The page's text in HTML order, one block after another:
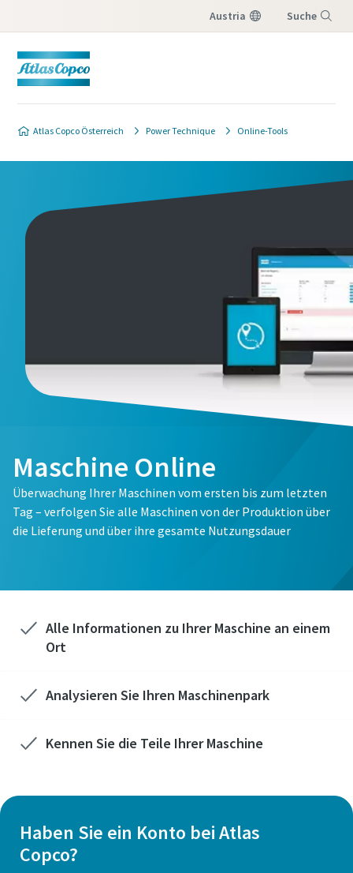
Austria Suche
Atlas Copco Österreich Power Technique Online-Tools
Maschine Online
Überwachung Ihrer Maschinen vom ersten bis zum letzten
Tag – verfolgen Sie alle Maschinen von der Produktion über
die Lieferung und über ihre gesamte Nutzungsdauer
Alle Informationen zu Ihrer Maschine an einem
Ort
Analysieren Sie Ihren Maschinenpark
Kennen Sie die Teile Ihrer Maschine
Haben Sie ein Konto bei Atlas
Copco?